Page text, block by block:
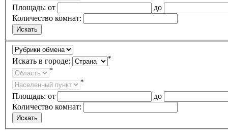
Площадь: от
до
Количество комнат:
Искать в городе:
*
*
*
Площадь: от
до
Количество комнат: